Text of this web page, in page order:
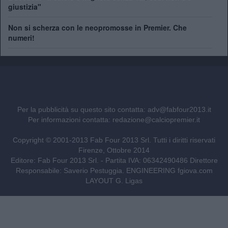
giustizia"
Non si scherza con le neopromosse in Premier. Che
numeri!
Per la pubblicità su questo sito contatta: adv@fabfour2013.it
Per informazioni contatta: redazione@calciopremier.it
Copyright © 2001-2013 Fab Four 2013 Srl. Tutti i diritti riservati
Firenze, Ottobre 2014
Editore: Fab Four 2013 Srl. - Partita IVA: 06342490486 Direttore
Responsabile: Saverio Pestuggia. ENGINEERING fgiova.com
LAYOUT G. Ligas